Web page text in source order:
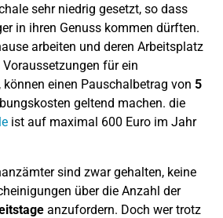
sehr niedrig gesetzt, so dass
in ihren Genuss kommen dürften.
arbeiten und deren Arbeitsplatz
für ein
einen Pauschalbetrag von 5
geltend machen. die
ist auf maximal 600 Euro im Jahr
sind zwar gehalten, keine
über die Anzahl der
anzufordern. Doch wer trotz